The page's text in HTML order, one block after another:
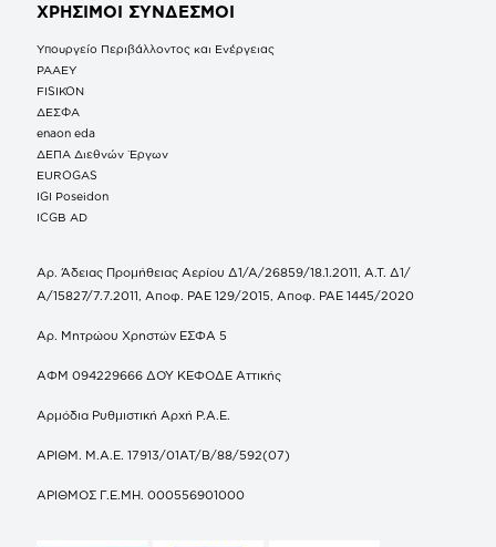
ΧΡΗΣΙΜΟΙ ΣΥΝΔΕΣΜΟΙ
Υπουργείο Περιβάλλοντος και Ενέργειας
ΡΑΑΕΥ
FISIKON
ΔΕΣΦΑ
enaon eda
ΔΕΠΑ Διεθνών Έργων
EUROGAS
IGI Poseidon
ICGB AD
Αρ. Άδειας Προμήθειας Αερίου Δ1/Α/26859/18.1.2011, Α.Τ. Δ1/
Α/15827/7.7.2011, Αποφ. ΡΑΕ 129/2015, Αποφ. ΡΑΕ 1445/2020
Αρ. Μητρώου Χρηστών ΕΣΦΑ 5
ΑΦΜ 094229666 ΔΟΥ ΚΕΦΟΔΕ Αττικής
Αρμόδια Ρυθμιστική Αρχή Ρ.Α.Ε.
ΑΡΙΘΜ. Μ.Α.Ε. 17913/01ΑΤ/Β/88/592(07)
ΑΡΙΘΜΟΣ Γ.Ε.ΜΗ. 000556901000